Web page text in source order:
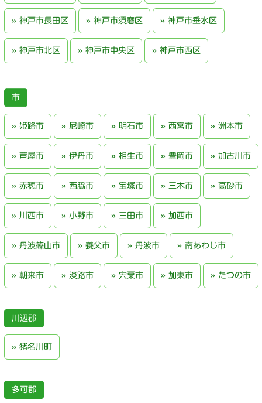
神戸市長田区 神戸市須磨区 神戸市垂水区
神戸市北区 神戸市中央区 神戸市西区
姫路市 尼崎市 明石市 西宮市 洲本市
芦屋市 伊丹市 相生市 豊岡市 加古川市
赤穂市 西脇市 宝塚市 三木市 高砂市
川西市 小野市 三田市 加西市
丹波篠山市 養父市 丹波市 南あわじ市
朝来市 淡路市 宍粟市 加東市 たつの市
川辺郡
猪名川町
多可郡